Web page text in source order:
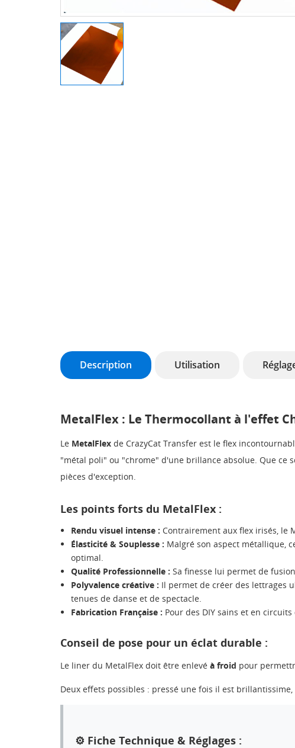
Description Utilisation
MetalFlex : Le Thermocollant à l'effet
Le MetalFlex de CrazyCat Transfer est le flex
"métal poli" ou "chrome" d'une brillance absolue. Que ce
pièces d'exception.
Les points forts du MetalFlex :
Rendu visuel intense : Contrairement aux flex irisés, le
Élasticité & Souplesse : Malgré son aspect métallique,
optimal.
Qualité Professionnelle : Sa finesse lui permet de
Polyvalence créative : Il permet de créer des lettrages
tenues de danse et de spectacle.
Fabrication Française : Pour des DIY sains et en circuits
Conseil de pose pour un éclat durable :
Le liner du MetalFlex doit être enlevé à froid pour
Deux effets possibles : pressé une fois il est
⚙️ Fiche Technique & Réglages :